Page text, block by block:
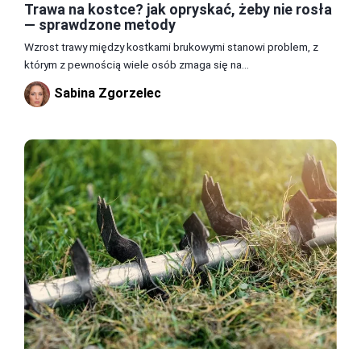
Trawa na kostce? jak opryskać, żeby nie rosła
— sprawdzone metody
Wzrost trawy między kostkami brukowymi stanowi problem, z
którym z pewnością wiele osób zmaga się na...
Sabina Zgorzelec